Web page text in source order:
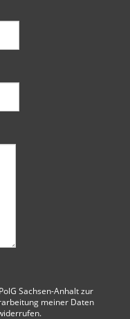
Sachsen-Anhaltzur
meiner Daten